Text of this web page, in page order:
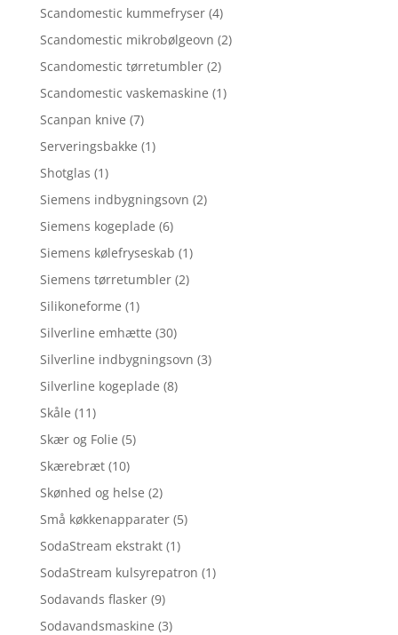
Scandomestic kummefryser (4)
Scandomestic mikrobølgeovn (2)
Scandomestic tørretumbler (2)
Scandomestic vaskemaskine (1)
Scanpan knive (7)
Serveringsbakke (1)
Shotglas (1)
Siemens indbygningsovn (2)
Siemens kogeplade (6)
Siemens kølefryseskab (1)
Siemens tørretumbler (2)
Silikoneforme (1)
Silverline emhætte (30)
Silverline indbygningsovn (3)
Silverline kogeplade (8)
Skåle (11)
Skær og Folie (5)
Skærebræt (10)
Skønhed og helse (2)
Små køkkenapparater (5)
SodaStream ekstrakt (1)
SodaStream kulsyrepatron (1)
Sodavands flasker (9)
Sodavandsmaskine (3)